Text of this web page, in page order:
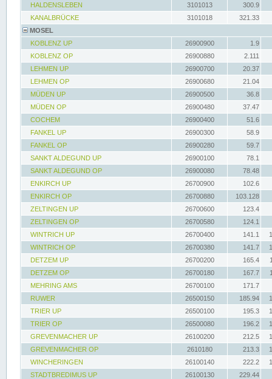
HALDENSLEBEN
3101013
300.9
KANALBRÜCKE
3101018
321.33
MOSEL
KOBLENZ UP
26900900
1.9
KOBLENZ OP
26900880
2.111
LEHMEN UP
26900700
20.37
LEHMEN OP
26900680
21.04
MÜDEN UP
26900500
36.8
MÜDEN OP
26900480
37.47
COCHEM
26900400
51.6
FANKEL UP
26900300
58.9
FANKEL OP
26900280
59.7
SANKT ALDEGUND UP
26900100
78.1
SANKT ALDEGUND OP
26900080
78.48
ENKIRCH UP
26700900
102.6
ENKIRCH OP
26700880
103.128
ZELTINGEN UP
26700600
123.4
ZELTINGEN OP
26700580
124.1
WINTRICH UP
26700400 141.1
WINTRICH OP
26700380 141.7
DETZEM UP
26700200 165.4
DETZEM OP
26700180 167.7
MEHRING AMS
26700100
171.7
RUWER
26500150 185.94
TRIER UP
26500100 195.3
TRIER OP
26500080 196.2
GREVENMACHER UP
26100200 212.5
GREVENMACHER OP
2610180 213.3
WINCHERINGEN
26100140 222.2
STADTBREDIMUS UP
26100130
229.44